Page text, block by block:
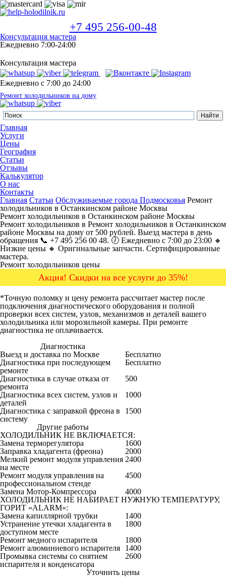
+7 495 256-00-48
Консультация мастера
Ежедневно 7:00-24:00
Консультация мастера
Ежедневно с 7:00 до 24:00
Ремонт холодильников на дому
Главная
Услуги
Цены
География
Статьи
Отзывы
Калькулятор
О нас
Контакты
Главная Статьи Обслуживаемые города Подмосковья Ремонт
холодильников в Останкинском районе Москвы
Ремонт холодильников в Останкинском районе Москвы
Ремонт холодильников в Ремонт холодильников в Останкинском
районе Москвы на дому от 500 рублей. Выезд мастера в день
обращения 📞 +7 495 256 00 48. 🕖 Ежедневно с 7:00 до 23:00 🔸
Низкие цены 🔸 Оригинальные запчасти. Сертифицированные
мастера.
Ремонт холодильников цены
Акция! Скидки на все услуги до 35%!
*Точную поломку и цену ремонта рассчитает мастер после
подключения диагностического оборудования и полной
проверки всех систем, узлов, механизмов и деталей вашего
холодильника или морозильной камеры. При ремонте
диагностика не оплачивается.
Диагностика
Выезд и доставка по Москве
Бесплатно
Диагностика при последующем
ремонте
Бесплатно
Диагностика в случае отказа от
ремонта
500
Диагностика всех систем, узлов и
деталей
1000
Диагностика с заправкой фреона в
систему
1500
Другие работы
ХОЛОДИЛЬНИК НЕ ВКЛЮЧАЕТСЯ:
Замена терморегулятора
1600
Заправка хладагента (фреона)
2000
Мелкий ремонт модуля управления
на месте
2400
Ремонт модуля управления на
профессиональном стенде
4500
Замена Мотор-Компрессора
4000
ХОЛОДИЛЬНИК НЕ НАБИРАЕТ НУЖНУЮ ТЕМПЕРАТУРУ,
ГОРИТ «ALARM»:
Замена капиллярной трубки
1400
Устранение утечки хладагента в
доступном месте
1800
Ремонт медного испарителя
1800
Ремонт алюминиевого испарителя
1400
Промывка системы со снятием
испарителя и конденсатора
2600
Уточнить цены